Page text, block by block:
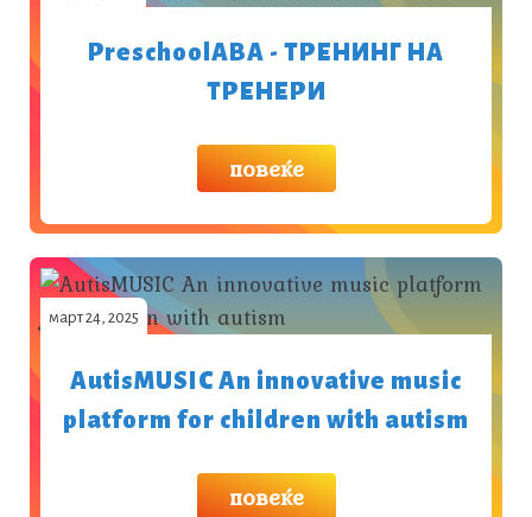
PreschoolABA - ТРЕНИНГ НА
ТРЕНЕРИ
повеќе
март 24, 2025
AutisMUSIC An innovative music
platform for children with autism
повеќе